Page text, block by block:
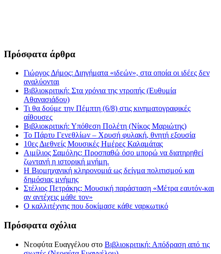
Πρόσφατα άρθρα
Γιώργος Δήμος: Διηγήματα «ιδεών», στα οποία οι ιδέες δεν
αναλύονται
Βιβλιοκριτική: Στα χρόνια της ντροπής (Ευθυμία
Αθανασιάδου)
Τι θα δούμε την Πέμπτη (6/8) στις κινηματογραφικές
αίθουσες
Βιβλιοκριτική: Υπόθεση Πολέτη (Νίκος Μαριώτης)
Το Πάρτυ Γενεθλίων – Χρυσή φυλακή, θνητή εξουσία
10ες Διεθνείς Μουσικές Ημέρες Καλαμάτας
Αιμίλιος Σαμόλης: Προσπαθώ όσο μπορώ να διατηρηθεί
ζωντανή η ιστορική μνήμη.
Η Βιομηχανική κληρονομιά ως δείγμα πολιτισμού και
δημόσιας μνήμης
Στέλιος Πετράκης: Μουσική παράσταση «Μέτρα εαυτόν-και
αν αντέχεις μάθε τον»
Ο καλλιτέχνης που δοκίμασε κάθε ναρκωτικό
Πρόσφατα σχόλια
Νεοφύτα Ευαγγέλου στο Βιβλιοκριτική: Απόδραση από τις